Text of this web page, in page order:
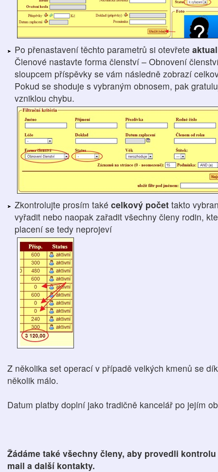
Po přenastavení těchto parametrů si otevřete
Členové nastavte forma členství – Obnovení
sloupcem příspěvky se vám následně zobrazí
Pokud se shoduje s vybraným obnosem, pak
vzniklou chybu.
Zkontrolujte prosím také celkový počet takto
vyřadit nebo naopak zařadit všechny členy rodin,
placení se tedy neprojeví
Z několika set operací v případě velkých kmenů se
několik málo.
Datum platby doplní jako tradičně kancelář po jejím
Žádáme také všechny členy, aby provedli
mail a další kontakty.